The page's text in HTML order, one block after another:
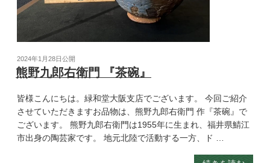
2024年1月28日公開
熊野九郎右衛門 『茶碗』
皆様こんにちは。緑和堂大阪支店でございます。 今回ご紹介
させていただきますお品物は、熊野九郎右衛門 作『茶碗』で
ございます。 熊野九郎右衛門は1955年に生まれ、福井県鯖江
市出身の陶芸家です。 地元北陸で活動する一方、ド …